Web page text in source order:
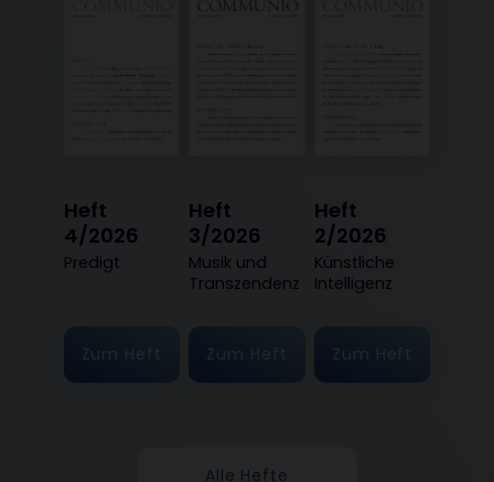
Heft
4/2026
:
Predigt
Zum Heft
Heft
3/2026
:
Musik und
Transzendenz
Zum Heft
Heft
2/2026
:
Künstliche
Intelligenz
Zum Heft
Alle Hefte